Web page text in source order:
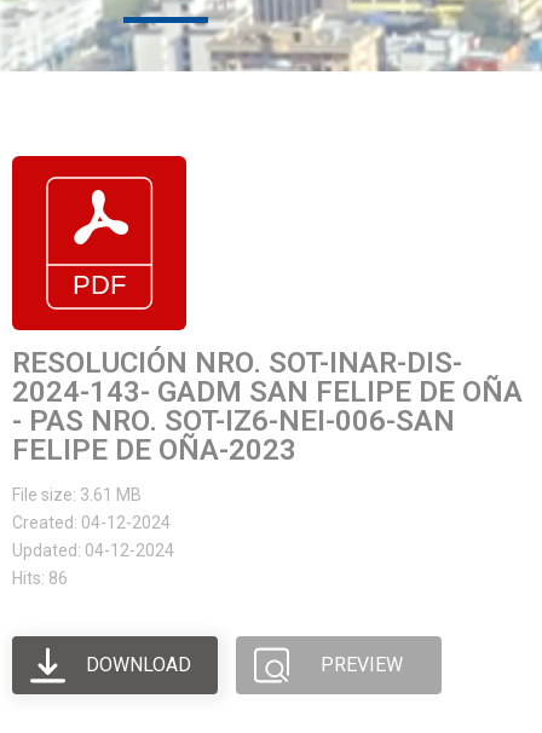
RESOLUCIÓN NRO. SOT-INAR-DIS-
2024-143- GADM SAN FELIPE DE OÑA
- PAS NRO. SOT-IZ6-NEI-006-SAN
FELIPE DE OÑA-2023
File size: 3.61 MB
Created: 04-12-2024
Updated: 04-12-2024
Hits: 86
DOWNLOAD PREVIEW